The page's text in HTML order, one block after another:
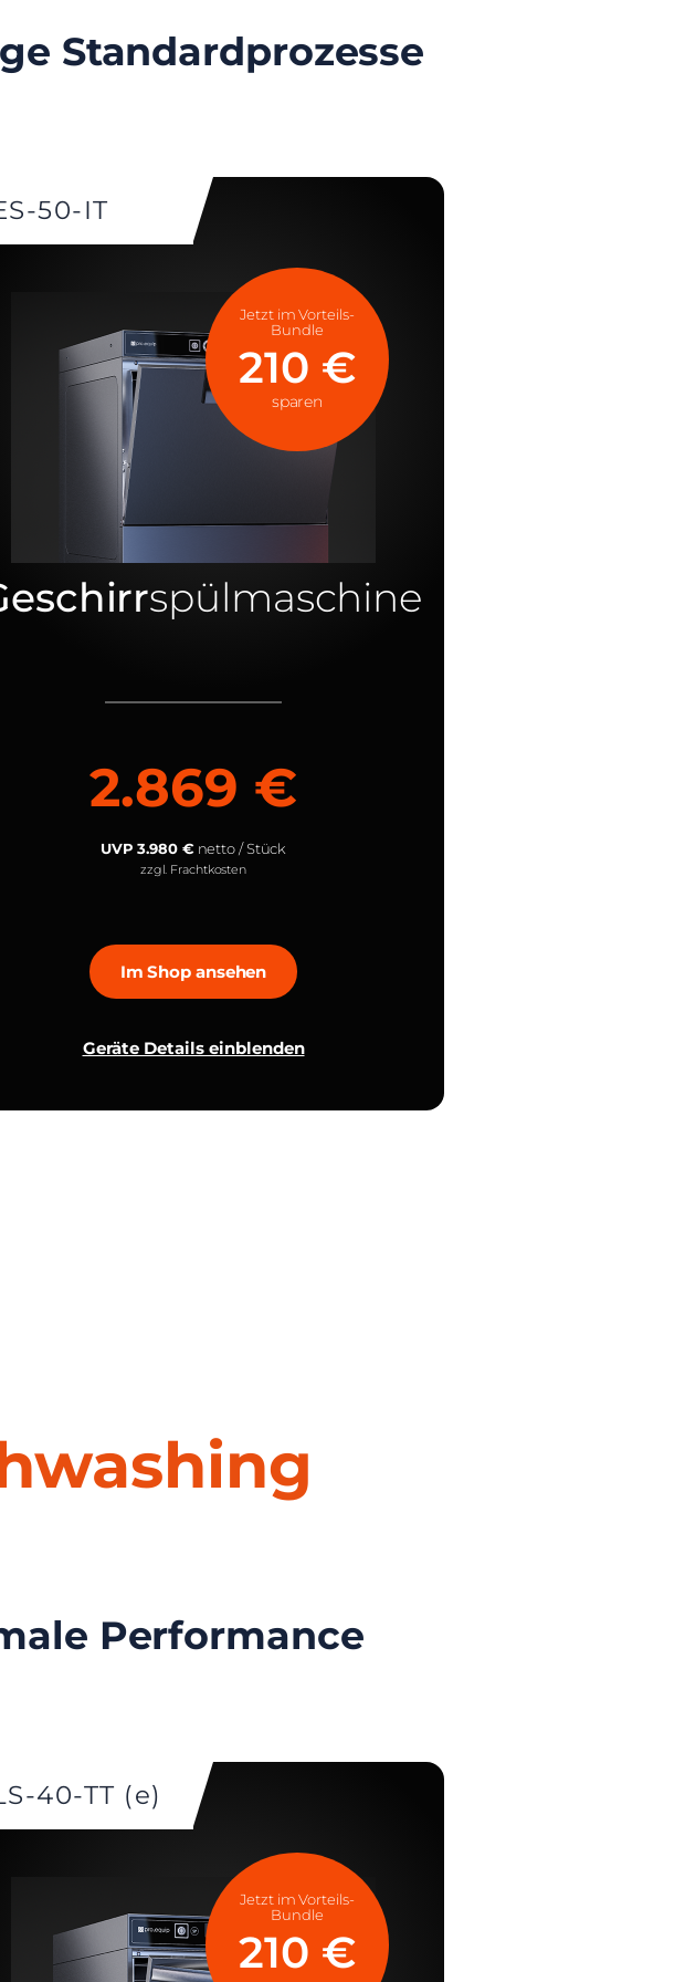
Standardprozesse
50-IT
Jetzt im Vorteils-
Bundle
210 €
sparen
spülmaschine
2.869 €
UVP 3.980 €netto / Stück
zzgl. Frachtkosten
Im Shop ansehen
Geräte Details einblenden
Performance
40-TT (e)
Jetzt im Vorteils-
Bundle
210 €